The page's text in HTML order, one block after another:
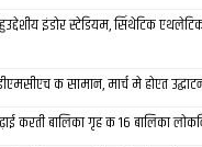
इंडोर स्‍टेडि‍यम, सिंथेटिक
क सामान, मार्च मे होएत
करती बालिका गृह क 16 बालिका